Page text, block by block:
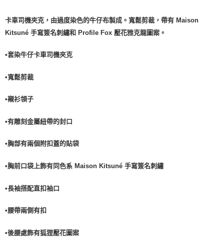
卡車司機夾克，由過度染色的牛仔布製成。寬鬆剪裁，帶有 Maison
Kitsuné 手寫簽名刺繡和 Profile Fox 壓花雅克龍圖案。
•套染牛仔卡車司機夾克
•寬鬆剪裁
•襯衫領子
•有雕刻金屬紐帶的封口
•胸部有兩個附扣蓋的貼袋
•胸前口袋上飾有同色系 Maison Kitsuné 手寫簽名刺繡
•長袖搭配直扣袖口
•腰帶兩側有扣
•後腰處飾有狐狸壓花圖案